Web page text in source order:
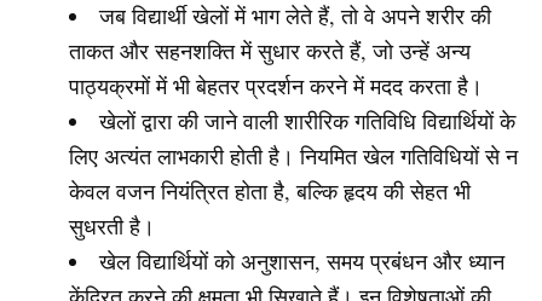
जब विद्यार्थी खेलों में भाग लेते हैं, तो वे अपने शरीर की
ताकत और सहनशक्ति में सुधार करते हैं, जो उन्हें अन्य
पाठ्यक्रमों में भी बेहतर प्रदर्शन करने में मदद करता है।
खेलों द्वारा की जाने वाली शारीरिक गतिविधि विद्यार्थियों के
लिए अत्यंत लाभकारी होती है। नियमित खेल गतिविधियों से न
केवल वजन नियंत्रित होता है, बल्कि हृदय की सेहत भी
सुधरती है।
खेल विद्यार्थियों को अनुशासन, समय प्रबंधन और ध्यान